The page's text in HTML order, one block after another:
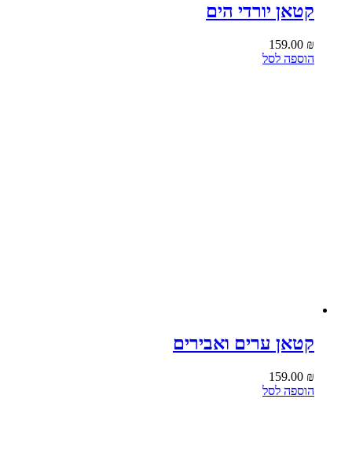
קטאן יורדי הים
159.00 ₪
הוספה לסל
קטאן ערים ואבירים
159.00 ₪
הוספה לסל